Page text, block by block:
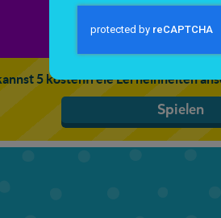
5 kostenfreie Lerneinheiten
Spielen